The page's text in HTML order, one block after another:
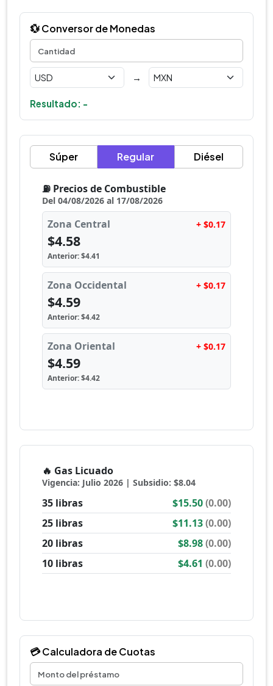
💱 Conversor de Monedas
→
Resultado: -
Súper Regular Diésel
💳 Calculadora de Cuotas